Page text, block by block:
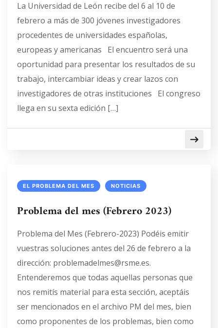
La Universidad de León recibe del 6 al 10 de
febrero a más de 300 jóvenes investigadores
procedentes de universidades españolas,
europeas y americanas El encuentro será una
oportunidad para presentar los resultados de su
trabajo, intercambiar ideas y crear lazos con
investigadores de otras instituciones El congreso
llega en su sexta edición […]
EL PROBLEMA DEL MES NOTICIAS
Problema del mes (Febrero 2023)
Problema del Mes (Febrero-2023) Podéis emitir
vuestras soluciones antes del 26 de febrero a la
dirección: problemadelmes@rsme.es.
Entenderemos que todas aquellas personas que
nos remitís material para esta sección, aceptáis
ser mencionados en el archivo PM del mes, bien
como proponentes de los problemas, bien como